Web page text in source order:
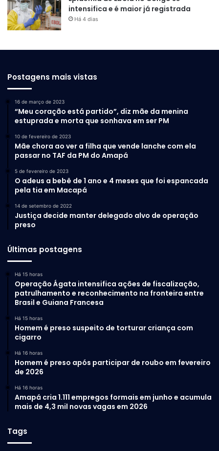
predadores e competidores no escuro. Segundo
pesquisas na área de farmacologia marinha, essas
espécies significaria fechar uma biblioteca científica sem
ler seus livros.
Garantir a preservação do recife amazônico exige um
esforço coordenado entre governos, cientistas e a
sociedade civil. A criação de Áreas Marinhas Protegidas na
plataforma continental norte é uma das estratégias mais
urgentes defendidas por especialistas em
sustentabilidade. Essas reservas funcionariam como
santuários livres da atividade industrial pesada, permitindo
que as correntes continuem a distribuir larvas de peixes e
lagostas para outras regiões do Atlântico, sustentando
inclusive a pesca artesanal local.
sobre as surpresas que o planeta ainda esconde. Ele nos
prospera onde a teoria humana considerava impossível.
Proteger esse tesouro submerso e invisível aos olhos da
superfície não é apenas um dever ecológico, mas um teste
de maturidade para o modelo de desenvolvimento que
escolhemos para o futuro da Amazônia e dos oceanos.
Sejamos os guardiões dessa fronteira desconhecida,
garantindo que as
continuem a alimentar a vida secreta que pulsa em seu
leito.
intensifica e é maior já registrada
Há 4 dias
Postagens mais vistas
16 de março de 2023
“Meu coração está partido”, diz mãe da menina
estuprada e morta que sonhava em ser PM
10 de fevereiro de 2023
Mãe chora ao ver a filha que vende lanche com ela
passar no TAF da PM do Amapá
5 de fevereiro de 2023
O adeus a bebê de 1 ano e 4 meses que foi espancada
pela tia em Macapá
14 de setembro de 2022
Justiça decide manter delegado alvo de operação
preso
Últimas postagens
Há 15 horas
Operação Ágata intensifica ações de fiscalização,
patrulhamento e reconhecimento na fronteira entre
Brasil e Guiana Francesa
Há 15 horas
Homem é preso suspeito de torturar criança com
cigarro
Há 16 horas
Homem é preso após participar de roubo em fevereiro
de 2026
Há 16 horas
Amapá cria 1.111 empregos formais em junho e acumula
mais de 4,3 mil novas vagas em 2026
Tags